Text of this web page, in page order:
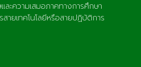
ละความเสมอภาคทางการศึกษา
ยเทคโนโลยีหรือสายปฏิบัติการ